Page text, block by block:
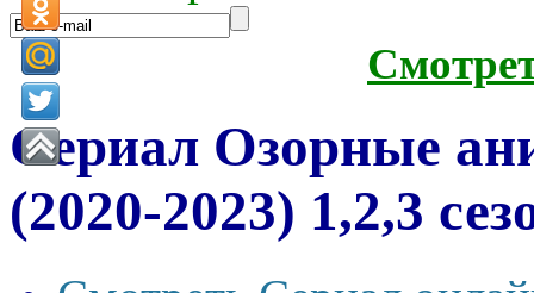
Сериал Озорные
(2020-2023) 1,2,3